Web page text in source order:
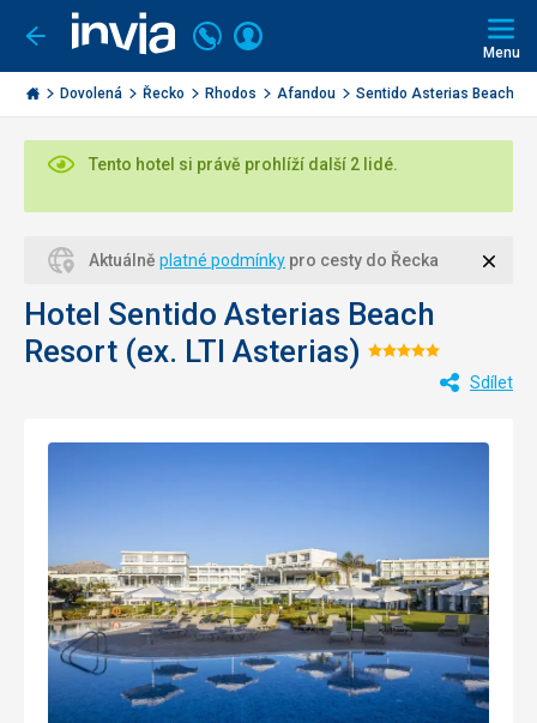
Jít
zpět
Invia.cz
Volejte
226
000
284
Přihlásit
Menu
Dovolená Řecko Rhodos Afandou Sentido Asterias Beach...
Tento hotel si právě prohlíží další 2 lidé.
Aktuálně platné podmínky pro cesty do Řecka
Hotel Sentido Asterias Beach
Resort (ex. LTI Asterias) Hodnocení:
Sdílet